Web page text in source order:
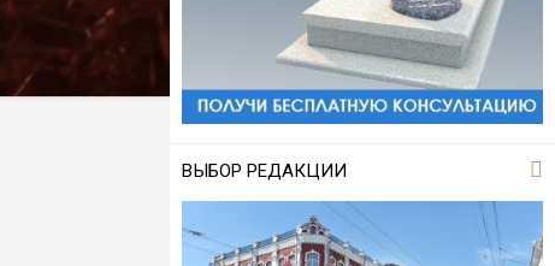
ВЫБОР РЕДАКЦИИ